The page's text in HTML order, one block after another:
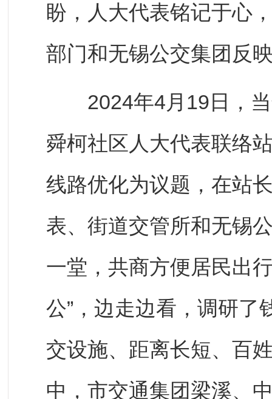
盼，人大代表铭记于心
部门和无锡公交集团反
2024年4月19日，当
舜柯社区人大代表联络
线路优化为议题，在站
表、街道交管所和无锡
一堂，共商方便居民出
公”，边走边看，调研了
交设施、距离长短、百
中，市交通集团梁溪、